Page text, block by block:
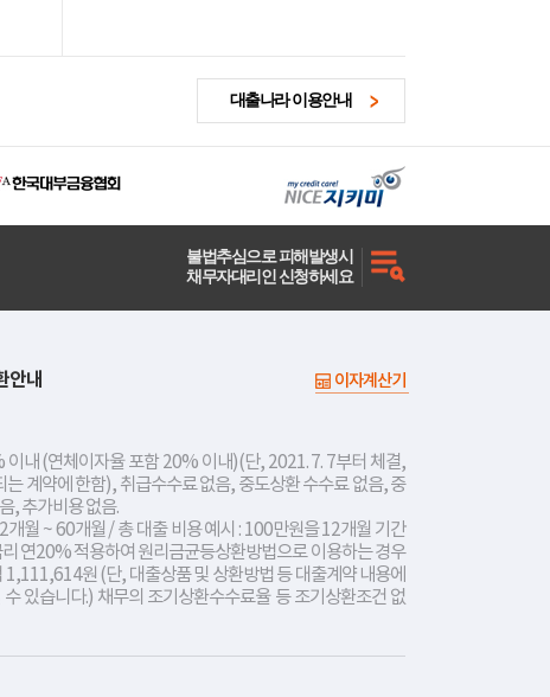
대출나라 이용안내
불법추심으로 피해발생시
채무자대리인 신청하세요
안내 이자계산기
이내 (연체이자율 포함 20% 이내)(단, 2021. 7. 7부터 체결,
는 계약에 한함), 취급수수료 없음, 중도상환 수수료 없음, 중
, 추가비용 없음.
개월 ~ 60개월 / 총 대출 비용 예시 : 100만원을 12개월 기간
연20% 적용하여 원리금균등상환방법으로 이용하는 경우
1,111,614원 (단, 대출상품 및 상환방법 등 대출계약 내용에
있습니다.) 채무의 조기상환수수료율 등 조기상환조건 없